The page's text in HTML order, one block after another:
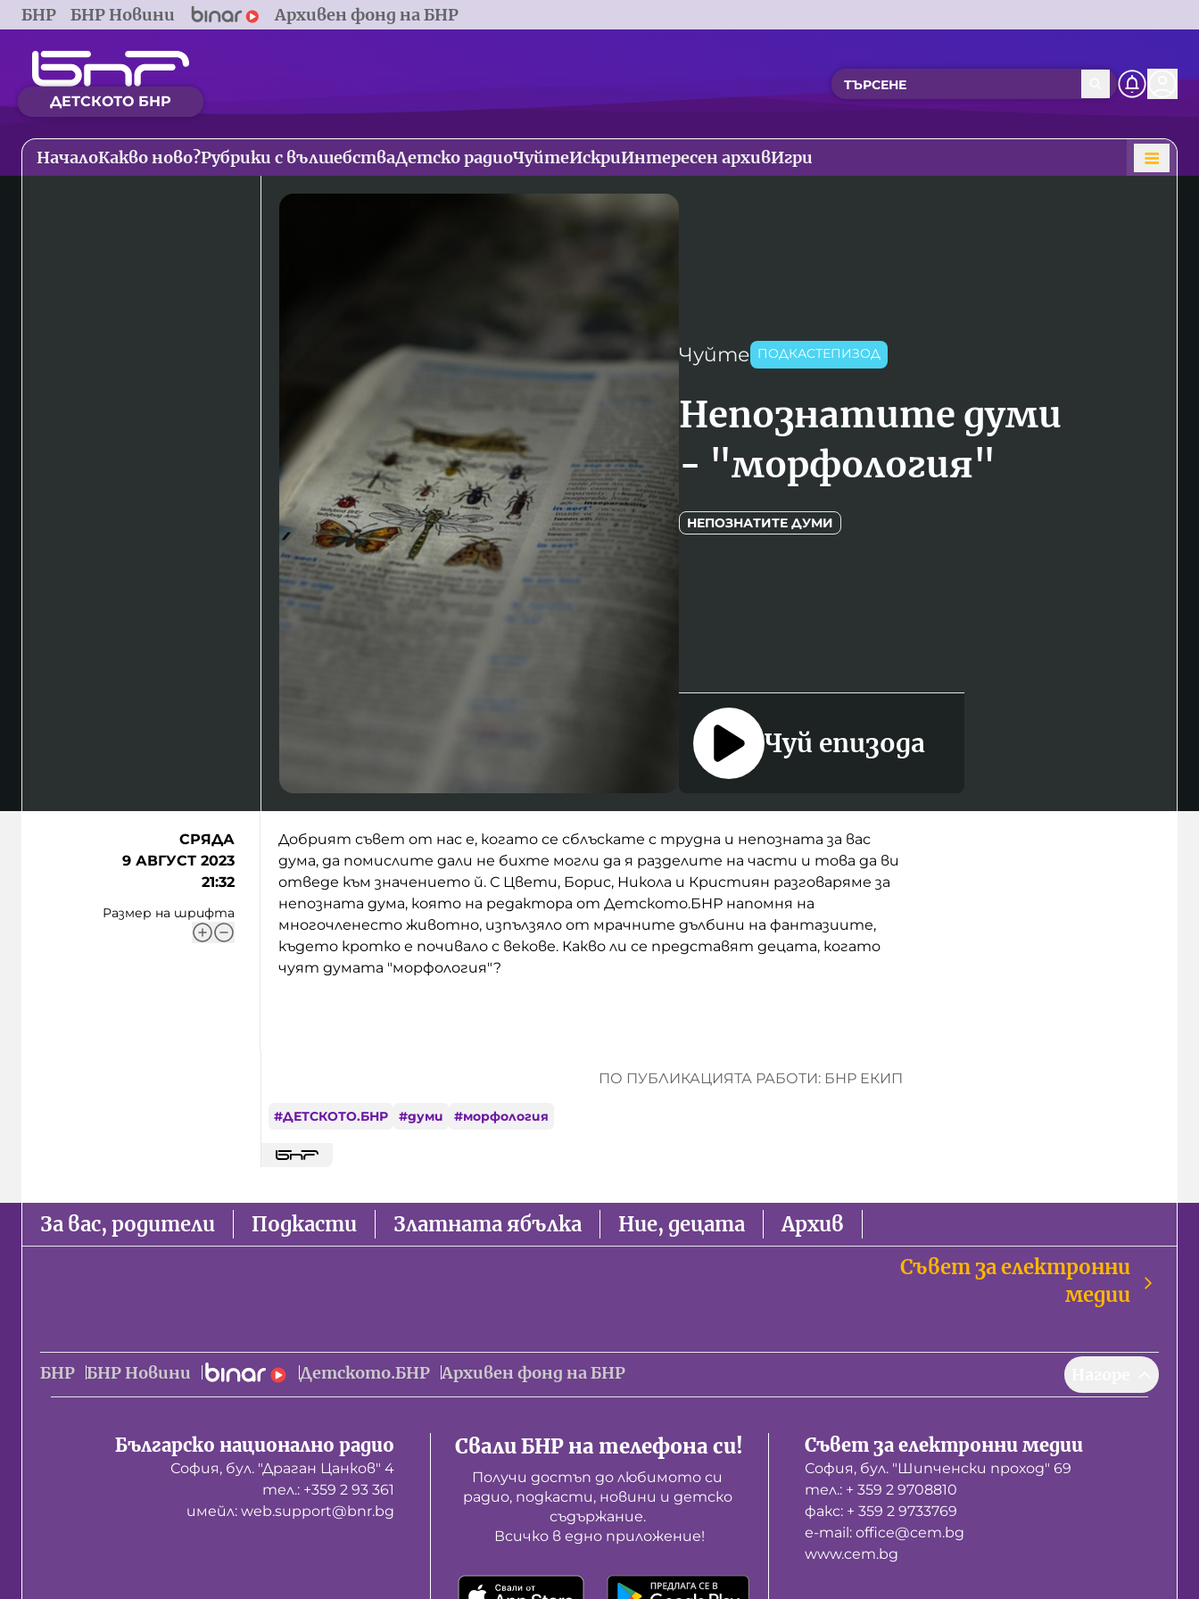
БНР БНР Новини Архивен фонд на БНР
ДЕТСКОТО БНР
НачалоКакво ново?Рубрики с вълшебстваДетско радиоЧуйтеИскриИнтересен архивИгри
Чуйте ПОДКАСТЕПИЗОД
Непознатите думи
- "морфология"
НЕПОЗНАТИТЕ ДУМИ
Чуй епизода
СРЯДА
9 АВГУСТ 2023
21:32
Размер на шрифта
Добрият съвет от нас е, когато се сблъскате с трудна и непозната за вас
дума, да помислите дали не бихте могли да я разделите на части и това да ви
отведе към значението й. С Цвети, Борис, Никола и Кристиян разговаряме за
непозната дума, която на редактора от Детското.БНР напомня на
многочленесто животно, изпълзяло от мрачните дълбини на фантазиите,
където кротко е почивало с векове. Какво ли се представят децата, когато
чуят думата "морфология"?
ПО ПУБЛИКАЦИЯТА РАБОТИ: БНР ЕКИП
#ДЕТСКОТО.БНР #думи #морфология
За вас, родители Подкасти Златната ябълка Ние, децата
Архив
Съвет за електронни
медии
БНР БНР Новини Детското.БНР Архивен фонд на БНР
Българско национално радио
София, бул. "Драган Цанков" 4
тел.: +359 2 93 361
имейл: web.support@bnr.bg
Свали БНР на телефона си!
Получи достъп до любимото си
радио, подкасти, новини и детско
съдържание.
Всичко в едно приложение!
Съвет за електронни медии
София, бул. "Шипченски проход" 69
тел.: + 359 2 9708810
факс: + 359 2 9733769
е-mail: office@cem.bg
www.cem.bg